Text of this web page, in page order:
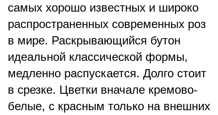
самых хорошо известных и широко
распространенных современных роз
в мире. Раскрывающийся бутон
идеальной классической формы,
медленно распускается. Долго стоит
в срезке. Цветки вначале кремово-
белые, с красным только на внешних